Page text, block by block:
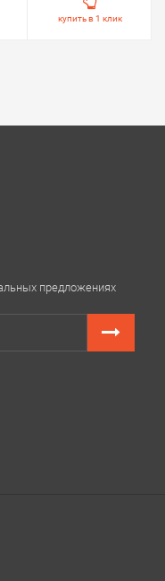
купить в 1 клик
предложениях